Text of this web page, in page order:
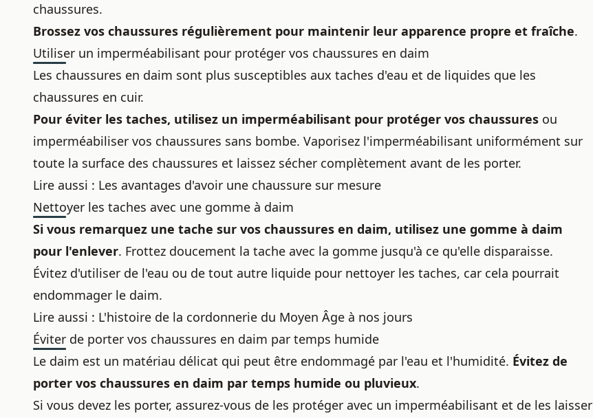
chaussures.
Brossez vos chaussures régulièrement pour maintenir leur apparence propre et fraîche.
Utiliser un imperméabilisant pour protéger vos chaussures en daim
Les chaussures en daim sont plus susceptibles aux taches d'eau et de liquides que les
chaussures en cuir.
Pour éviter les taches, utilisez un imperméabilisant pour protéger vos chaussures ou
imperméabiliser vos chaussures sans bombe. Vaporisez l'imperméabilisant uniformément sur
toute la surface des chaussures et laissez sécher complètement avant de les porter.
Lire aussi : Les avantages d'avoir une chaussure sur mesure
Nettoyer les taches avec une gomme à daim
Si vous remarquez une tache sur vos chaussures en daim, utilisez une gomme à daim
pour l'enlever. Frottez doucement la tache avec la gomme jusqu'à ce qu'elle disparaisse.
Évitez d'utiliser de l'eau ou de tout autre liquide pour nettoyer les taches, car cela pourrait
endommager le daim.
Lire aussi : L'histoire de la cordonnerie du Moyen Âge à nos jours
Éviter de porter vos chaussures en daim par temps humide
Le daim est un matériau délicat qui peut être endommagé par l'eau et l'humidité. Évitez de
porter vos chaussures en daim par temps humide ou pluvieux.
Si vous devez les porter, assurez-vous de les protéger avec un imperméabilisant et de les laisser